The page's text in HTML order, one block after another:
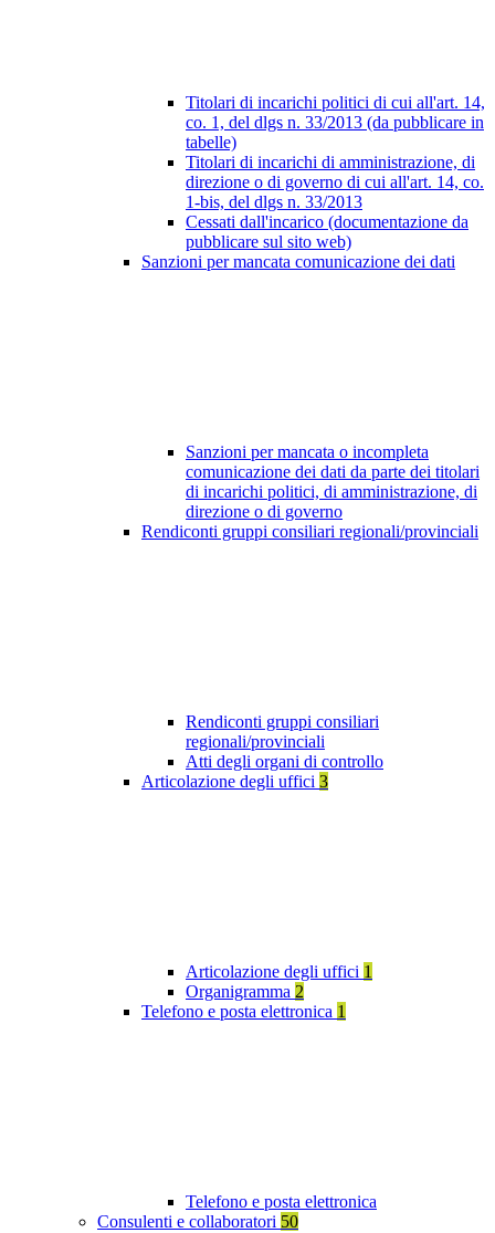
Titolari di incarichi politici di cui all'art. 14,
co. 1, del dlgs n. 33/2013 (da pubblicare in
tabelle)
Titolari di incarichi di amministrazione, di
direzione o di governo di cui all'art. 14, co.
1-bis, del dlgs n. 33/2013
Cessati dall'incarico (documentazione da
pubblicare sul sito web)
Sanzioni per mancata comunicazione dei dati
Sanzioni per mancata o incompleta
comunicazione dei dati da parte dei titolari
di incarichi politici, di amministrazione, di
direzione o di governo
Rendiconti gruppi consiliari regionali/provinciali
Rendiconti gruppi consiliari
regionali/provinciali
Atti degli organi di controllo
Articolazione degli uffici 3
Articolazione degli uffici 1
Organigramma 2
Telefono e posta elettronica 1
Telefono e posta elettronica
Consulenti e collaboratori 50